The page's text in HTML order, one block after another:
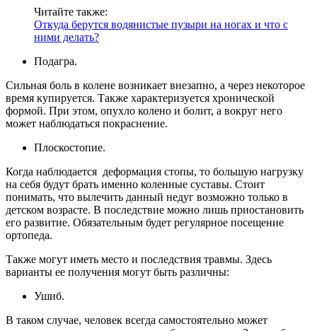
Читайте также:
Откуда берутся водянистые пузыри на ногах и что с
ними делать?
Подагра.
Сильная боль в колене возникает внезапно, а через некоторое
время купируется. Также характеризуется хронической
формой. При этом, опухло колено и болит, а вокруг него
может наблюдаться покраснение.
Плоскостопие.
Когда наблюдается деформация стопы, то большую нагрузку
на себя будут брать именно коленные суставы. Стоит
понимать, что вылечить данный недуг возможно только в
детском возрасте. В последствие можно лишь приостановить
его развитие. Обязательным будет регулярное посещение
ортопеда.
Также могут иметь место и последствия травмы. Здесь
варианты ее получения могут быть различны:
Ушиб.
В таком случае, человек всегда самостоятельно может